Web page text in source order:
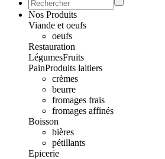
Nos Produits
Viande et oeufs
oeufs
Restauration
LégumesFruits
PainProduits laitiers
crèmes
beurre
fromages frais
fromages affinés
Boisson
bières
pétillants
Epicerie